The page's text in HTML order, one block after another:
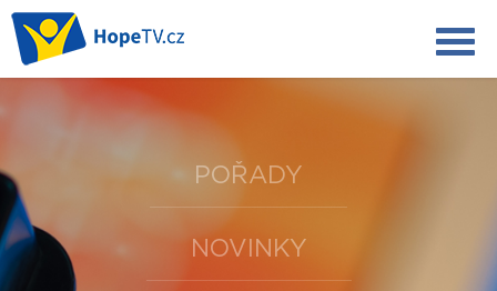
POŘADY
NOVINKY